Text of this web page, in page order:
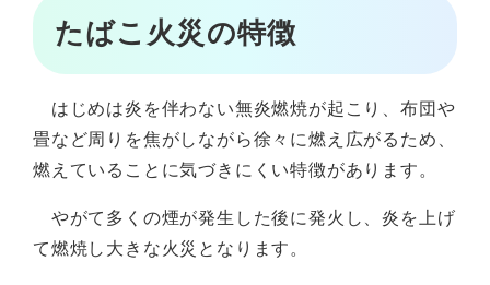
たばこ火災の特徴
はじめは炎を伴わない無炎燃焼が起こり、布団や
畳など周りを焦がしながら徐々に燃え広がるため、
燃えていることに気づきにくい特徴があります。
やがて多くの煙が発生した後に発火し、炎を上げ
て燃焼し大きな火災となります。